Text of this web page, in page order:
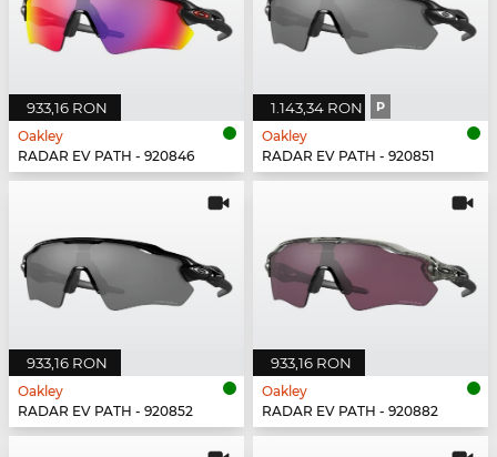
933,16 RON
Oakley
RADAR EV PATH - 920846
1.143,34 RON P
Oakley
RADAR EV PATH - 920851
933,16 RON
Oakley
RADAR EV PATH - 920852
933,16 RON
Oakley
RADAR EV PATH - 920882